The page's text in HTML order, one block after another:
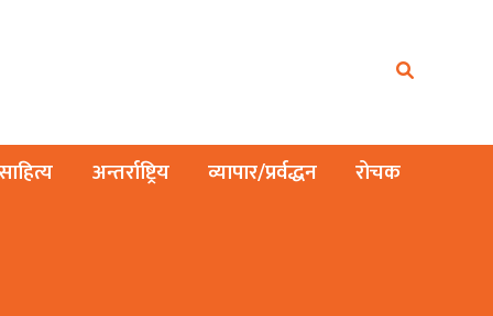
अन्तर्राष्ट्रिय व्यापार/प्रर्वद्धन रोचक